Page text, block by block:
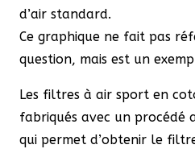
d’air standard.
Ce graphique ne fait pas
question, mais est un
Les filtres à air sport en
fabriqués avec un procédé
qui permet d’obtenir le